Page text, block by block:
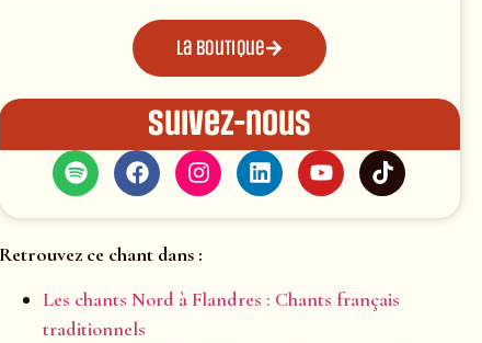
La boutique
Suivez-nous
Retrouvez ce chant dans :
Les chants Nord à Flandres : Chants français
traditionnels